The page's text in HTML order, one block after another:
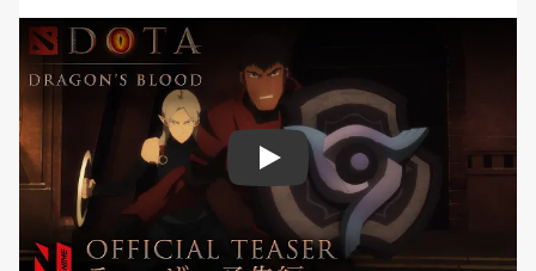
Play